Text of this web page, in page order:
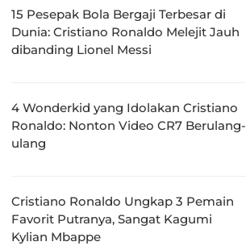
15 Pesepak Bola Bergaji Terbesar di
Dunia: Cristiano Ronaldo Melejit Jauh
dibanding Lionel Messi
4 Wonderkid yang Idolakan Cristiano
Ronaldo: Nonton Video CR7 Berulang-
ulang
Cristiano Ronaldo Ungkap 3 Pemain
Favorit Putranya, Sangat Kagumi
Kylian Mbappe